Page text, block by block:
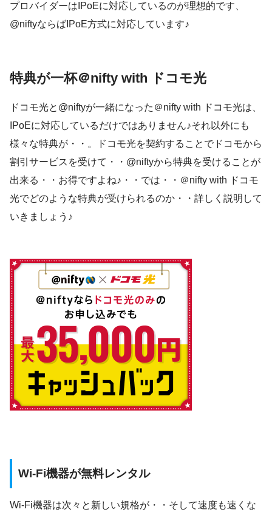
プロバイダーはIPoEに対応しているのが理想的です、
@niftyならばIPoE方式に対応しています♪
特典が一杯＠nifty with ドコモ光
ドコモ光と@niftyが一緒になった＠nifty with ドコモ光は、
IPoEに対応しているだけではありません♪それ以外にも
様々な特典が・・。ドコモ光を契約することでドコモから
割引サービスを受けて・・@niftyから特典を受けることが
出来る・・お得ですよね♪・・では・・＠nifty with ドコモ
光でどのような特典が受けられるのか・・詳しく説明して
いきましょう♪
Wi-Fi機器が無料レンタル
Wi-Fi機器は次々と新しい規格が・・そして速度も速くな